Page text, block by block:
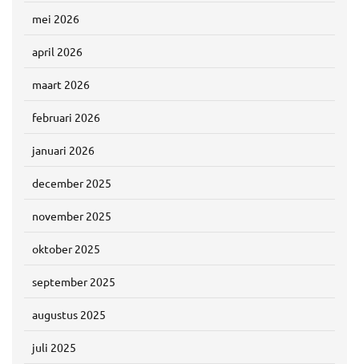
mei 2026
april 2026
maart 2026
februari 2026
januari 2026
december 2025
november 2025
oktober 2025
september 2025
augustus 2025
juli 2025